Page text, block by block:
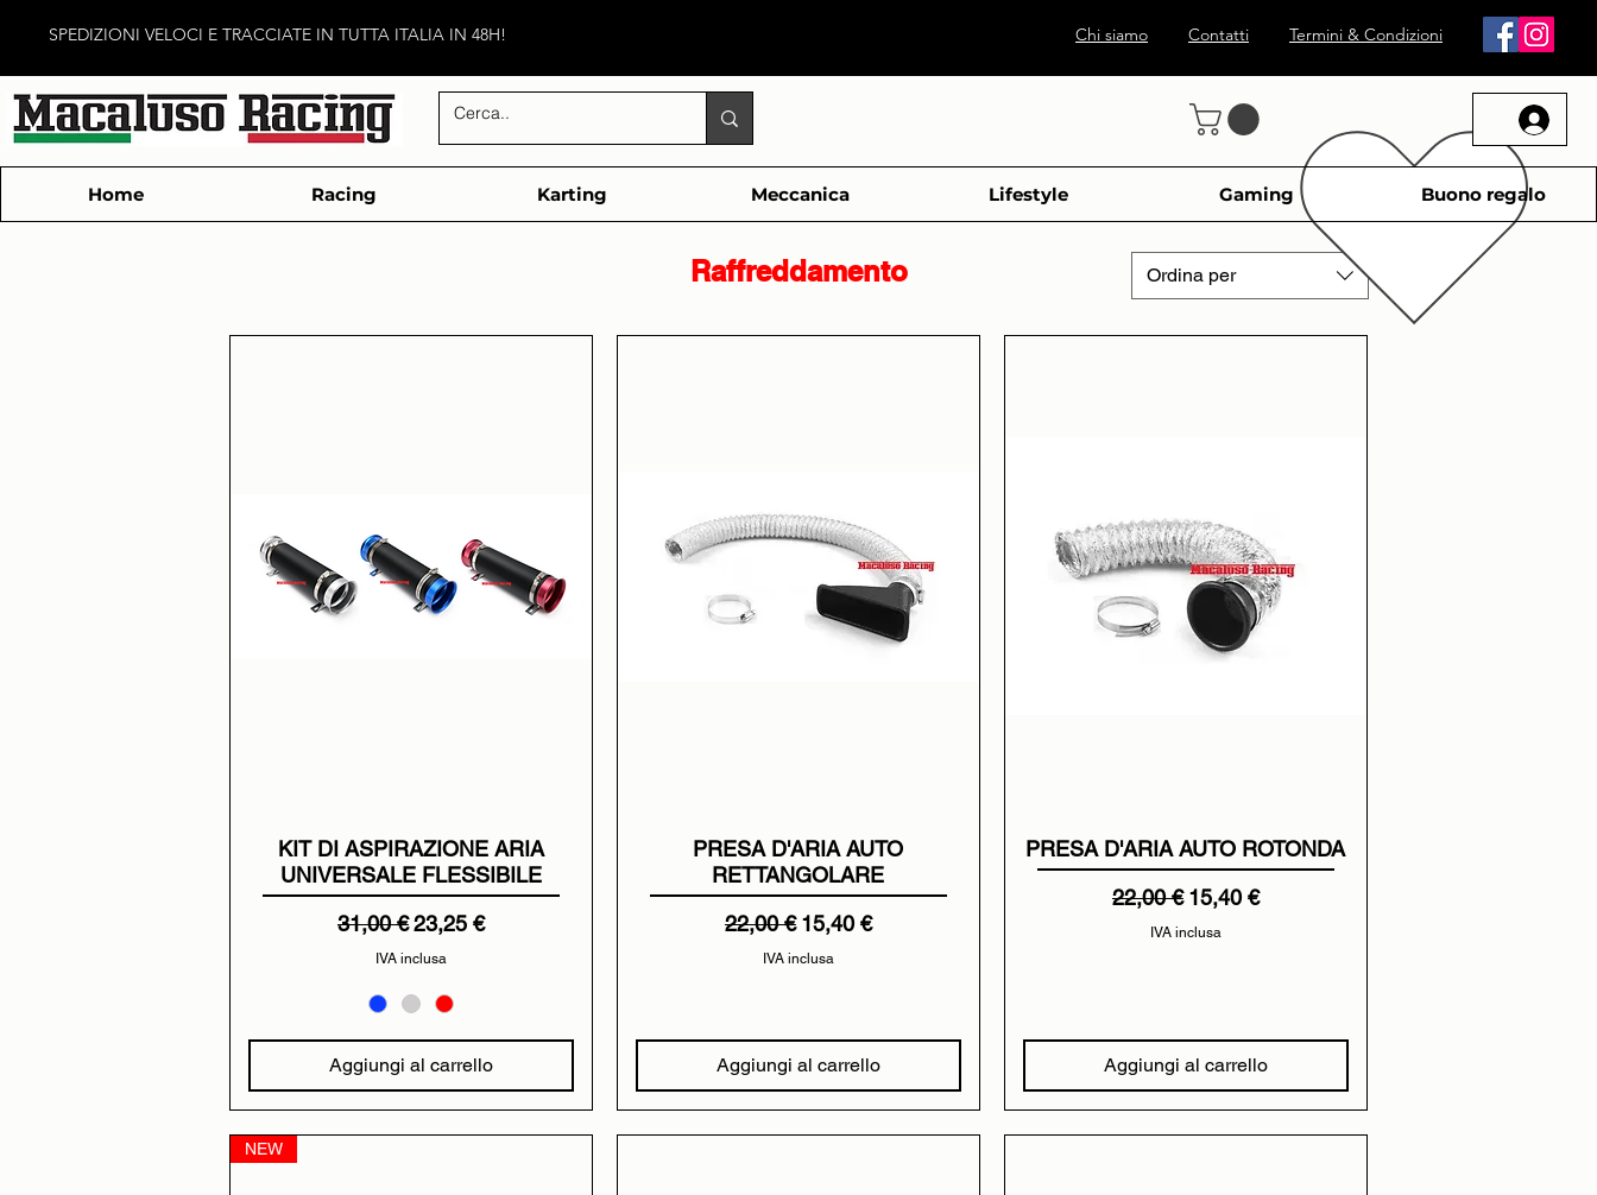
SPEDIZIONI VELOCI E TRACCIATE IN TUTTA ITALIA IN 48H! Chi siamo Contatti Termini & Condizioni
Home Racing Karting Meccanica Lifestyle Gaming Buono regalo
Raffreddamento Ordina per
KIT DI ASPIRAZIONE ARIA
UNIVERSALE FLESSIBILE
Prezzo regolare
31,00 €Prezzo scontato
23,25 €
IVA inclusa
Aggiungi al carrello
PRESA D'ARIA AUTO
RETTANGOLARE
Prezzo regolare
22,00 € Prezzo scontato
15,40 €
IVA inclusa
Aggiungi al carrello
PRESA D'ARIA AUTO ROTONDA
Prezzo regolare
22,00 € Prezzo scontato
15,40 €
IVA inclusa
Aggiungi al carrello
NEW